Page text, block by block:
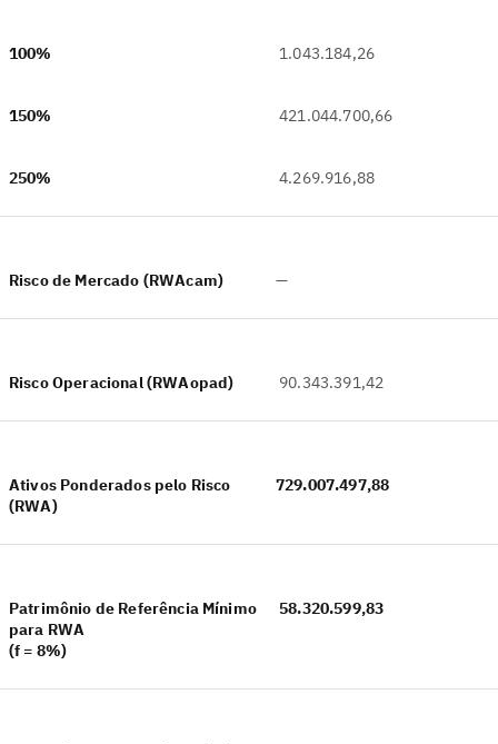
100%
150%
250%
1.043.184,26
421.044.700,66
4.269.916,88
Risco de Mercado (RWAcam) —
Risco Operacional (RWAopad) 90.343.391,42
Ativos Ponderados pelo Risco
(RWA)
729.007.497,88
Patrimônio de Referência Mínimo
para RWA
(f = 8%)
58.320.599,83